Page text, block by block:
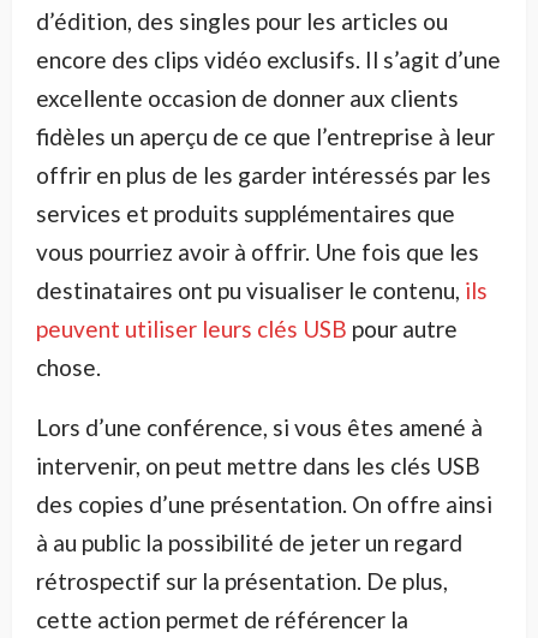
d’édition, des singles pour les articles ou
encore des clips vidéo exclusifs. Il s’agit d’une
excellente occasion de donner aux clients
fidèles un aperçu de ce que l’entreprise à leur
offrir en plus de les garder intéressés par les
services et produits supplémentaires que
vous pourriez avoir à offrir. Une fois que les
destinataires ont pu visualiser le contenu, ils
peuvent utiliser leurs clés USB pour autre
chose.
Lors d’une conférence, si vous êtes amené à
intervenir, on peut mettre dans les clés USB
des copies d’une présentation. On offre ainsi
à au public la possibilité de jeter un regard
rétrospectif sur la présentation. De plus,
cette action permet de référencer la